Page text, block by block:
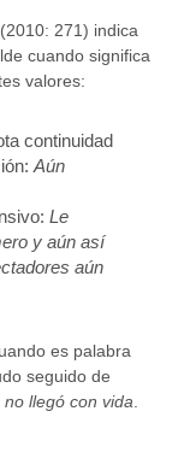
(2010: 271) indica
cuando significa
valores:
continuidad
Aún
Le
y aún así
aún
es palabra
seguido de
llegó con vida